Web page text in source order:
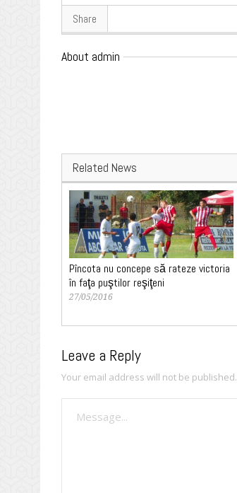
Share
About admin
Related News
Pîncota nu concepe să rateze victoria
în faţa puştilor reşiţeni
27/05/2016
Leave a Reply
Your email address will not be published.